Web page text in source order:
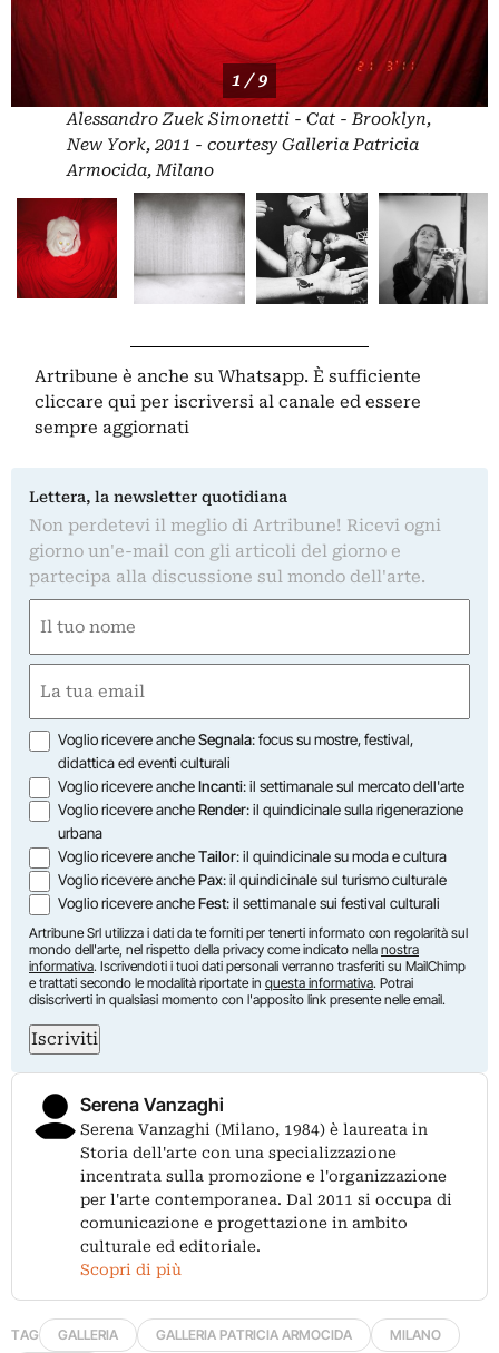
1 / 9
Alessandro Zuek Simonetti - Cat - Brooklyn,
New York, 2011 - courtesy Galleria Patricia
Armocida, Milano
Artribune è anche su Whatsapp. È sufficiente
cliccare qui per iscriversi al canale ed essere
sempre aggiornati
Lettera, la newsletter quotidiana
Non perdetevi il meglio di Artribune! Ricevi ogni
giorno un'e-mail con gli articoli del giorno e
partecipa alla discussione sul mondo dell'arte.
(Obbligatorio)
Nome
(Obbligatorio)
Opzioni
Voglio ricevere ancheSegnala: focus su mostre, festival,
didattica ed eventi culturali
Voglio ricevere ancheIncanti: il settimanale sul mercato dell'arte
Voglio ricevere ancheRender: il quindicinale sulla rigenerazione
urbana
Voglio ricevere ancheTailor: il quindicinale su moda e cultura
Voglio ricevere anchePax: il quindicinale sul turismo culturale
Voglio ricevere ancheFest: il settimanale sui festival culturali
Artribune Srl utilizza i dati da te forniti per tenerti informato con regolarità sul
mondo dell'arte, nel rispetto della privacy come indicato nella nostra
informativa. Iscrivendoti i tuoi dati personali verranno trasferiti su MailChimp
e trattati secondo le modalità riportate in questa informativa. Potrai
disiscriverti in qualsiasi momento con l'apposito link presente nelle email.
Iscriviti
Serena Vanzaghi
Serena Vanzaghi (Milano, 1984) è laureata in
Storia dell'arte con una specializzazione
incentrata sulla promozione e l'organizzazione
per l'arte contemporanea. Dal 2011 si occupa di
comunicazione e progettazione in ambito
culturale ed editoriale.
Scopri di più
TAG GALLERIA GALLERIA PATRICIA ARMOCIDA
MILANO